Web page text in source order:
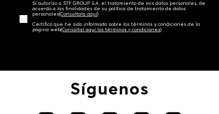
Sí autorizo a STF GROUP S.A. el tratamiento de mis datos personales, de
acuerdo a las finalidades de su política de tratamiento de datos
personales‎(Consúltala aquí)
Certifico que he sido informado sobre los términos y condiciones de la
página web‎(Consúltal aquí los términos y condiciones)
Síguenos